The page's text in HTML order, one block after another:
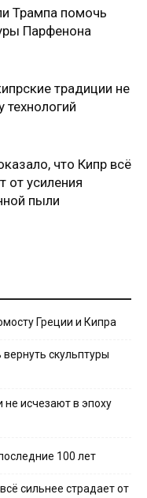
Трампа помочь
Парфенона
традиции не
технологий
что Кипр всё
от усиления
пыли
Греции и Кипра
скульптуры
не исчезают в эпоху
100 лет
сильнее страдает от